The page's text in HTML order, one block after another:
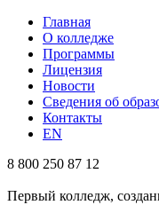
Главная
О колледже
Программы
Лицензия
Новости
Сведения об
Контакты
EN
8 800 250 87 12
Первый колледж,